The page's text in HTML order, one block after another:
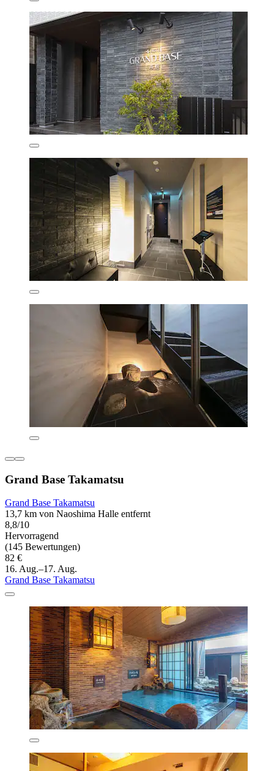
Grand Base Takamatsu
Grand Base Takamatsu
13,7 km von Naoshima Halle entfernt
8,8/10
Hervorragend
(145 Bewertungen)
82 €
16. Aug.–17. Aug.
Grand Base Takamatsu